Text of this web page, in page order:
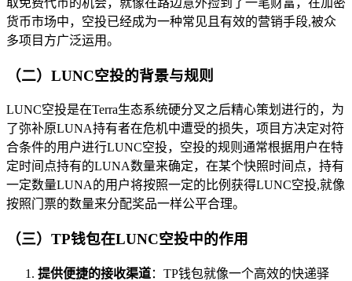
货币市场中，空投已经成为一种常见且有效的营销手段,被众
多项目方广泛运用。
（二）LUNC空投的背景与规则
LUNC空投是在Terra生态系统硬分叉之后精心策划进行的，为
了弥补原LUNA持有者在危机中遭受的损失，项目方决定对符
合条件的用户进行LUNC空投，空投的规则通常根据用户在特
定时间点持有的LUNA数量来确定，在某个快照时间点，持有
一定数量LUNA的用户将按照一定的比例获得LUNC空投,就像
按照门票的数量来分配奖品一样公平合理。
（三）TP钱包在LUNC空投中的作用
提供便捷的接收渠道：TP钱包就像一个高效的快递驿